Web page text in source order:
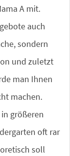
A mit.
auch
sondern
und zuletzt
man Ihnen
machen.
in größeren
oft rar
soll